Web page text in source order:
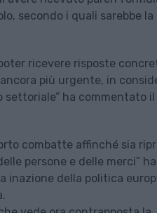
secondo i quali sarebbe la
ricevere risposte
più urgente, in
ha commentato il
combatte affinché sia
persone e delle merci” ha
inazione della politica